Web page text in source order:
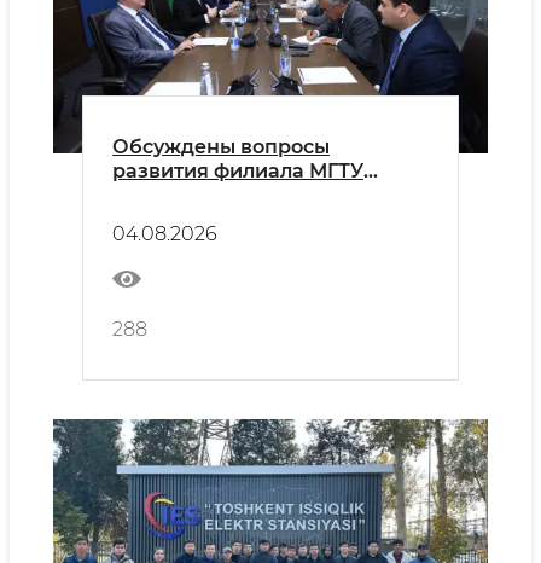
Обсуждены вопросы
развития филиала МГТУ
04.08.2026
288